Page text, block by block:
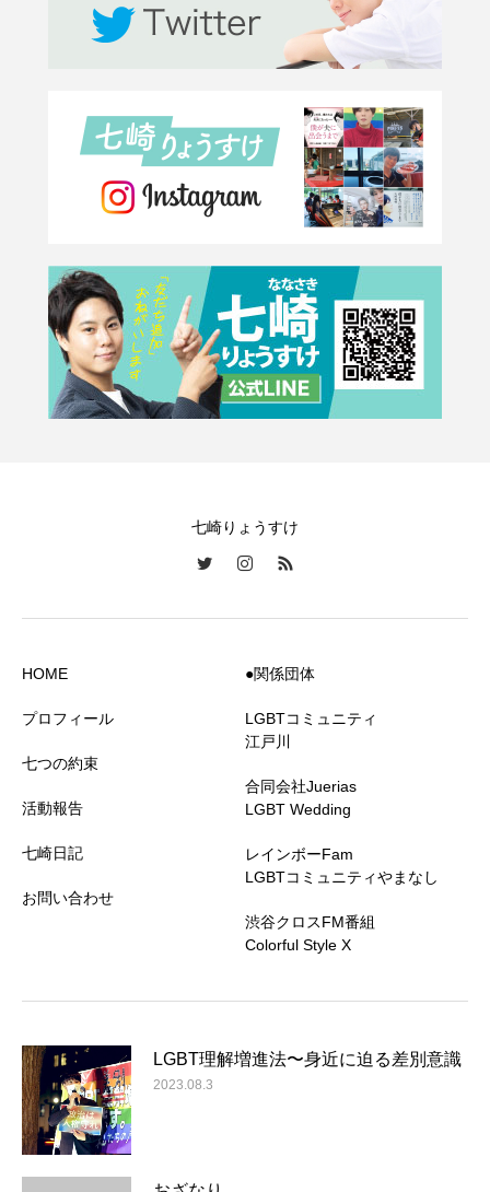
七崎りょうすけ
HOME
プロフィール
七つの約束
活動報告
七崎日記
お問い合わせ
●関係団体
LGBTコミュニティ
江戸川
合同会社Juerias
LGBT Wedding
レインボーFam
LGBTコミュニティやまなし
渋谷クロスFM番組
Colorful Style X
LGBT理解増進法〜身近に迫る差別意識
2023.08.3